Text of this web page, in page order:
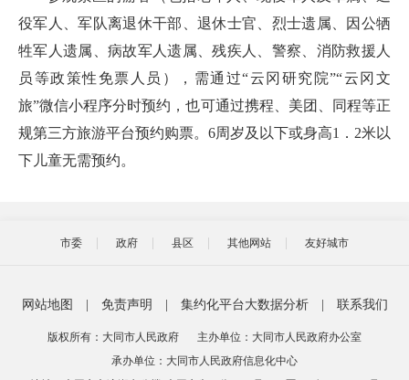
役军人、军队离退休干部、退休士官、烈士遗属、因公牺
牲军人遗属、病故军人遗属、残疾人、警察、消防救援人
员等政策性免票人员），需通过“云冈研究院”“云冈文
旅”微信小程序分时预约，也可通过携程、美团、同程等正
规第三方旅游平台预约购票。6周岁及以下或身高1．2米以
下儿童无需预约。
市委 政府 县区 其他网站 友好城市
网站地图 免责声明 集约化平台大数据分析 联系我们
版权所有：大同市人民政府
主办单位：大同市人民政府办公室
承办单位：大同市人民政府信息化中心